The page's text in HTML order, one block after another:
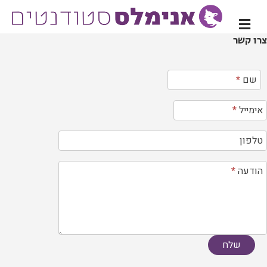
תפריט
צרו קשר
צרו
קשר
שם *
אימייל*
טלפון
הודעה*
שלח